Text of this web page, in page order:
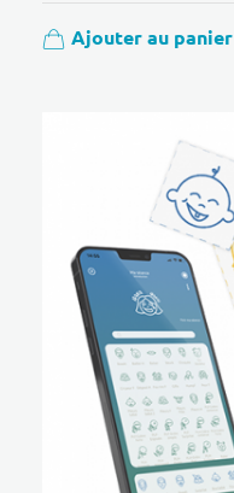
Ajouter au panier